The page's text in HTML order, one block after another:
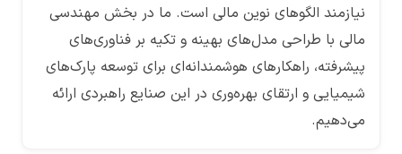
نیازمند الگوهای نوین مالی است. ما در بخش مهندسی
مالی با طراحی مدل‌های بهینه و تکیه بر فناوری‌های
پیشرفته، راهکارهای هوشمندانه‌ای برای توسعه پارک‌های
شیمیایی و ارتقای بهره‌وری در این صنایع راهبردی ارائه
می‌دهیم.